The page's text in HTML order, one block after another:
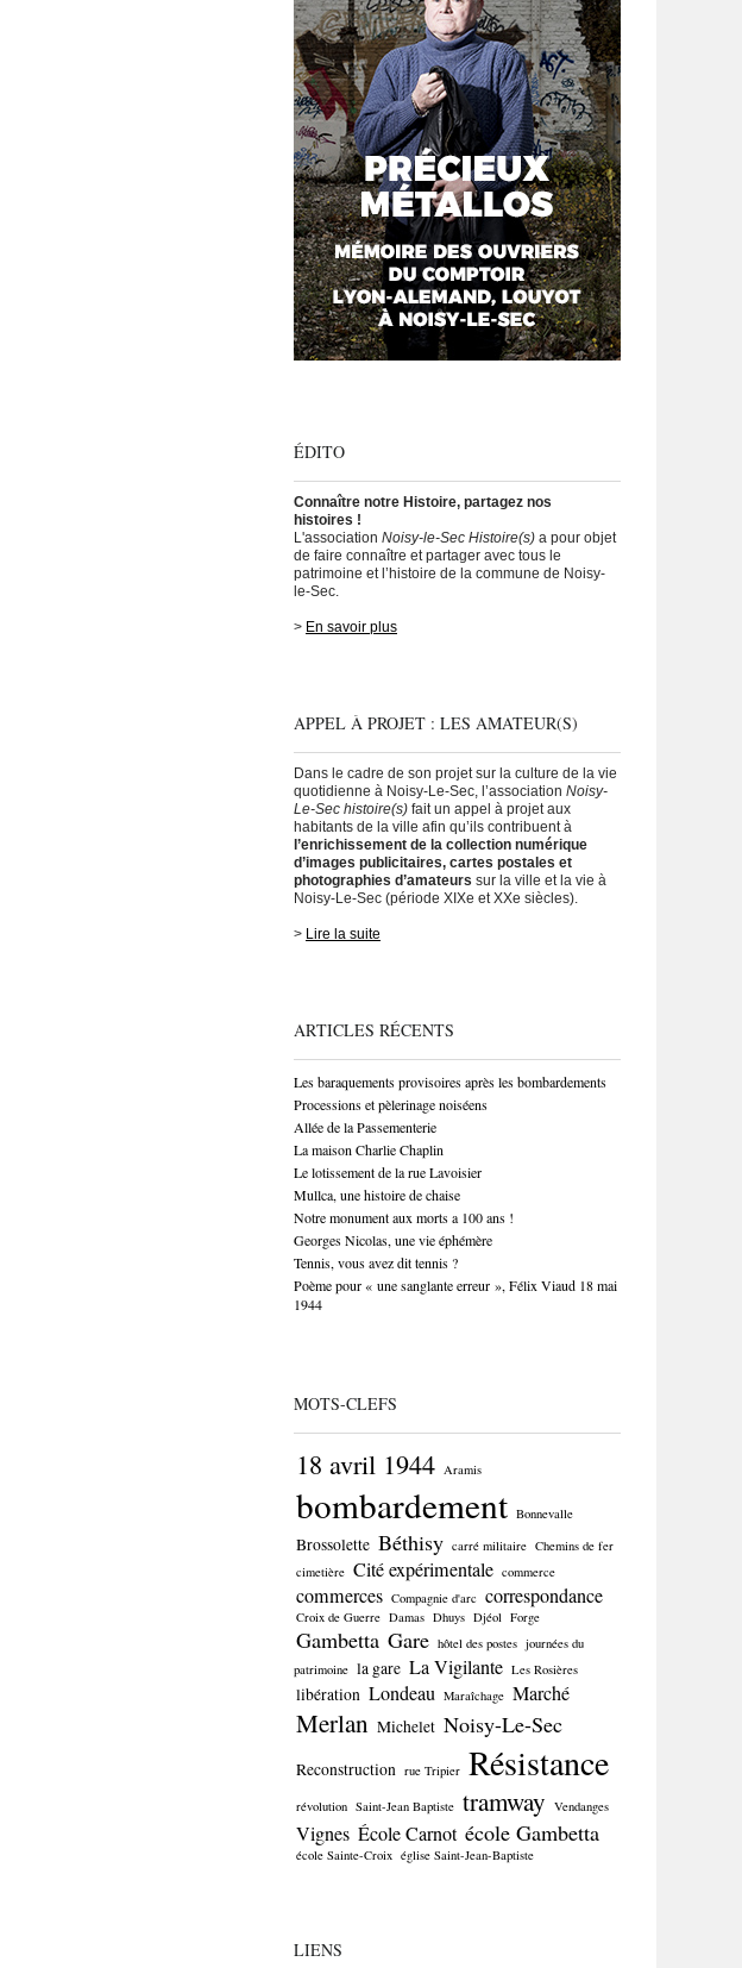
ÉDITO
Connaître notre Histoire, partagez nos
histoires !
L'association Noisy-le-Sec Histoire(s) a pour objet
de faire connaître et partager avec tous le
patrimoine et l’histoire de la commune de Noisy-
le-Sec.
> En savoir plus
APPEL À PROJET : LES AMATEUR(S)
Dans le cadre de son projet sur la culture de la vie
quotidienne à Noisy-Le-Sec, l’association Noisy-
Le-Sec histoire(s) fait un appel à projet aux
habitants de la ville afin qu’ils contribuent à
l’enrichissement de la collection numérique
d’images publicitaires, cartes postales et
photographies d’amateurs sur la ville et la vie à
Noisy-Le-Sec (période XIXe et XXe siècles).
> Lire la suite
ARTICLES RÉCENTS
Les baraquements provisoires après les bombardements
Processions et pèlerinage noiséens
Allée de la Passementerie
La maison Charlie Chaplin
Le lotissement de la rue Lavoisier
Mullca, une histoire de chaise
Notre monument aux morts a 100 ans !
Georges Nicolas, une vie éphémère
Tennis, vous avez dit tennis ?
Poème pour « une sanglante erreur », Félix Viaud 18 mai
1944
MOTS-CLEFS
18 avril 1944 Aramis
bombardement Bonnevalle
Brossolette Béthisy carré militaire Chemins de fer
cimetière Cité expérimentale commerce
commerces Compagnie d'arc correspondance
Croix de Guerre Damas Dhuys Djéol Forge
Gambetta Gare hôtel des postes journées du
patrimoine la gare La Vigilante Les Rosières
libération Londeau Maraîchage Marché
Merlan Michelet Noisy-Le-Sec
Reconstruction rue Tripier Résistance
révolution Saint-Jean Baptiste tramway Vendanges
Vignes École Carnot école Gambetta
école Sainte-Croix église Saint-Jean-Baptiste
LIENS